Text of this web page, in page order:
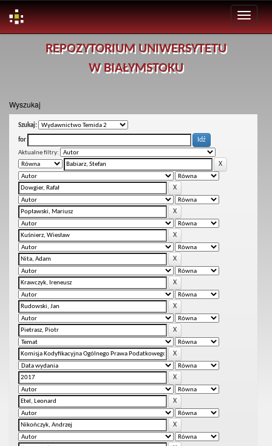
REPOZYTORIUM UNIWERSYTETU
W BIAŁYMSTOKU
Wyszukaj
Szukaj:
for
Aktualne filtry: